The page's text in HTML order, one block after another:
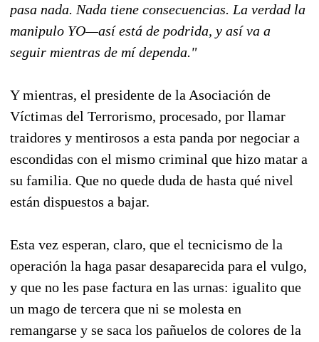
pasa nada. Nada tiene consecuencias. La verdad la
manipulo YO—así está de podrida, y así va a
seguir mientras de mí dependa."
Y mientras, el presidente de la Asociación de
Víctimas del Terrorismo, procesado, por llamar
traidores y mentirosos a esta panda por negociar a
escondidas con el mismo criminal que hizo matar a
su familia. Que no quede duda de hasta qué nivel
están dispuestos a bajar.
Esta vez esperan, claro, que el tecnicismo de la
operación la haga pasar desaparecida para el vulgo,
y que no les pase factura en las urnas: igualito que
un mago de tercera que ni se molesta en
remangarse y se saca los pañuelos de colores de la